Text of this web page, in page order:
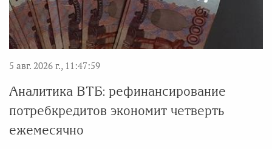
5 авг. 2026 г., 11:47:59
Аналитика ВТБ: рефинансирование
потребкредитов экономит четверть
ежемесячно